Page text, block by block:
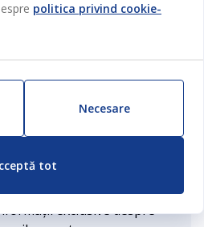
de produse care au aceleași
în fiecare zi.
JYSK și vei fi primul
noastre! Vei primi articole
exclusive despre
politica privind cookie-
Necesare
tot